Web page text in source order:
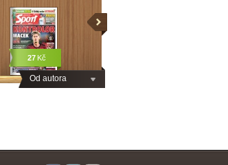
Od autora
27 Kč